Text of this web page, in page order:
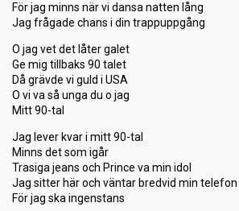
För jag minns när vi dansa natten lång
Jag frågade chans i din trappuppgång
O jag vet det låter galet
Ge mig tillbaks 90 talet
Då grävde vi guld i USA
O vi va så unga du o jag
Mitt 90-tal
Jag lever kvar i mitt 90-tal
Minns det som igår
Trasiga jeans och Prince va min idol
Jag sitter här och väntar bredvid min telefon
För jag ska ingenstans